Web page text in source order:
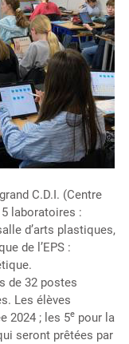
C.D.I. (Centre
laboratoires :
d’arts plastiques,
de l’EPS :
de 32 postes
Les élèves
2024 ; les 5e pour la
seront prêtées par